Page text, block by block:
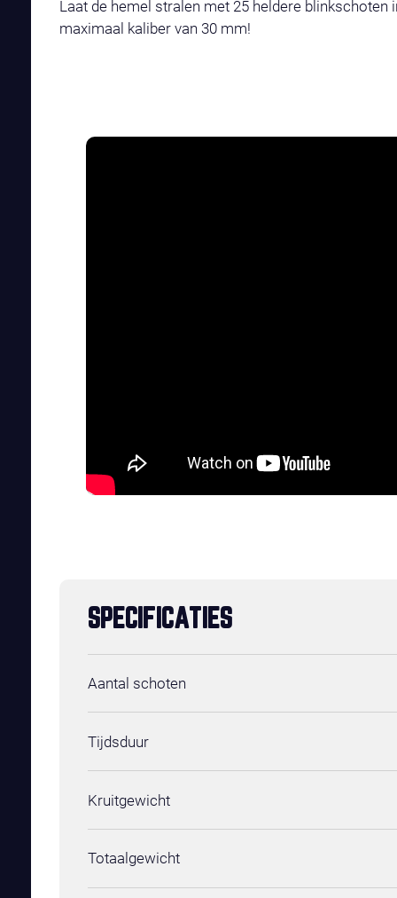
Laat de hemel stralen met 25 heldere
maximaal kaliber van 30 mm!
SPECIFICATIES
Aantal schoten
Tijdsduur
Kruitgewicht
Totaalgewicht